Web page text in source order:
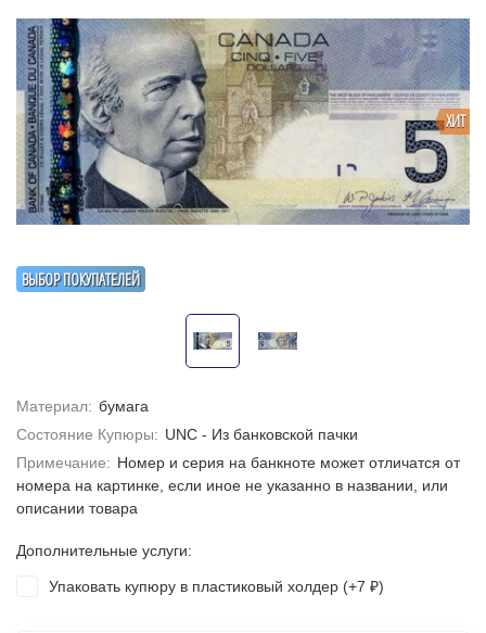
ВЫБОР ПОКУПАТЕЛЕЙ
ХИТ
Материал: бумага
Состояние Купюры: UNC - Из банковской пачки
Примечание: Номер и серия на банкноте может отличатся от
номера на картинке, если иное не указанно в названии, или
описании товара
Дополнительные услуги:
Упаковать купюру в пластиковый холдер (+7 ₽)